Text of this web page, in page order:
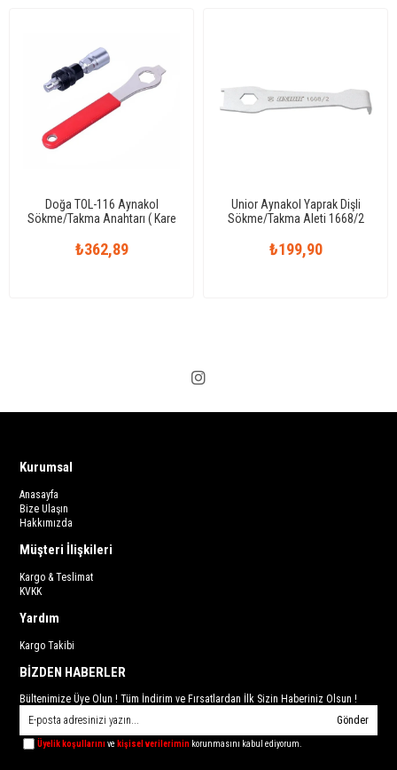
Doğa TOL-116 Aynakol
Sökme/Takma Anahtarı ( Kare
₺362,89
Unior Aynakol Yaprak Dişli
Sökme/Takma Aleti 1668/2
₺199,90
Kurumsal
Anasayfa
Bize Ulaşın
Hakkımızda
Müşteri İlişkileri
Kargo & Teslimat
KVKK
Yardım
Kargo Takibi
BİZDEN HABERLER
Bültenimize Üye Olun ! Tüm İndirim ve Fırsatlardan İlk Sizin Haberiniz Olsun !
Gönder
Üyelik koşullarınıve kişisel verilerimin korunmasını kabul ediyorum.